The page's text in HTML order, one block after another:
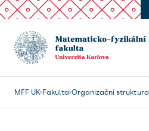
MFF UK Fakulta Organizační struktura